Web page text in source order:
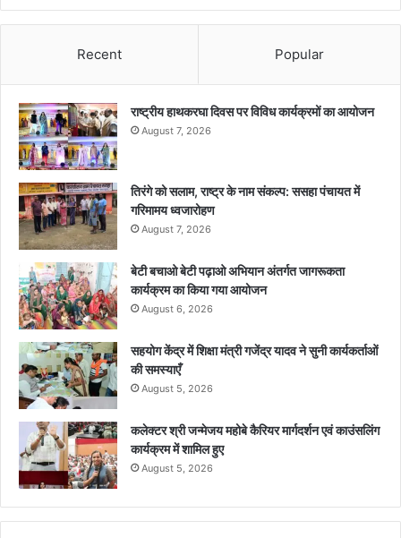
Recent Popular
राष्ट्रीय हाथकरघा दिवस पर विविध कार्यक्रमों का आयोजन
August 7, 2026
तिरंगे को सलाम, राष्ट्र के नाम संकल्प: ससहा पंचायत में
गरिमामय ध्वजारोहण
August 7, 2026
बेटी बचाओ बेटी पढ़ाओ अभियान अंतर्गत जागरूकता
कार्यक्रम का किया गया आयोजन
August 6, 2026
सहयोग केंद्र में शिक्षा मंत्री गजेंद्र यादव ने सुनी कार्यकर्ताओं
की समस्याएँ
August 5, 2026
कलेक्टर श्री जन्मेजय महोबे कैरियर मार्गदर्शन एवं काउंसलिंग
कार्यक्रम में शामिल हुए
August 5, 2026